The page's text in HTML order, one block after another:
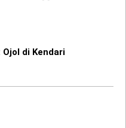
di Kendari